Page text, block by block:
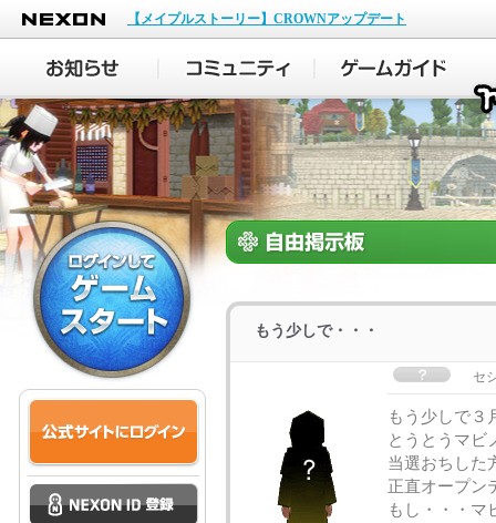
NEXON
【メイプルストーリー】CROWNアップデート
もう少しで・・・
セ
もう少しで３
とうとうマビ
当選おちした
正直オープン
もし・・・マ